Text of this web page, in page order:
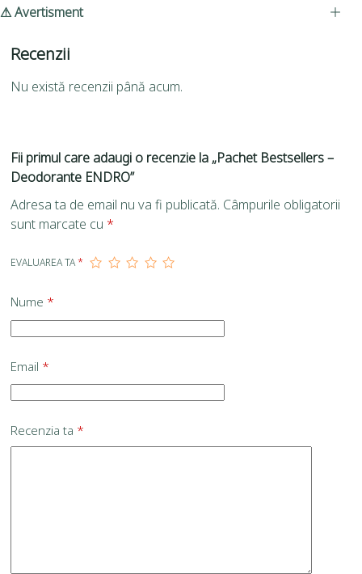
⚠ Avertisment
Recenzii
Nu există recenzii până acum.
Fii primul care adaugi o recenzie la „Pachet Bestsellers –
Deodorante ENDRO”
Adresa ta de email nu va fi publicată. Câmpurile obligatorii
sunt marcate cu *
EVALUAREA TA*
Nume *
Email *
Recenzia ta *